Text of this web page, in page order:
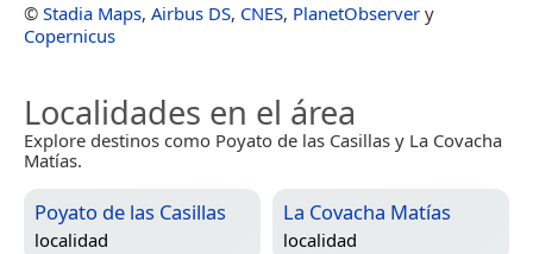
© Stadia Maps, Airbus DS, CNES, PlanetObserver y
Copernicus
Localidades en el área
Explore destinos como Poyato de las Casillas y La Covacha
Matías.
Poyato de las Casillas
localidad
La Covacha Matías
localidad